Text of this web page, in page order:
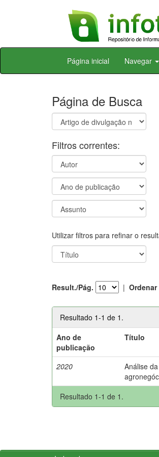
Skip
Página inicial Navegar
Página de Busca
Filtros correntes:
Utilizar filtros para refinar o
Result./Pág. |
Resultado 1-1 de 1.
Ano de
publicação
Título
2020
Análise
Resultado 1-1 de 1.